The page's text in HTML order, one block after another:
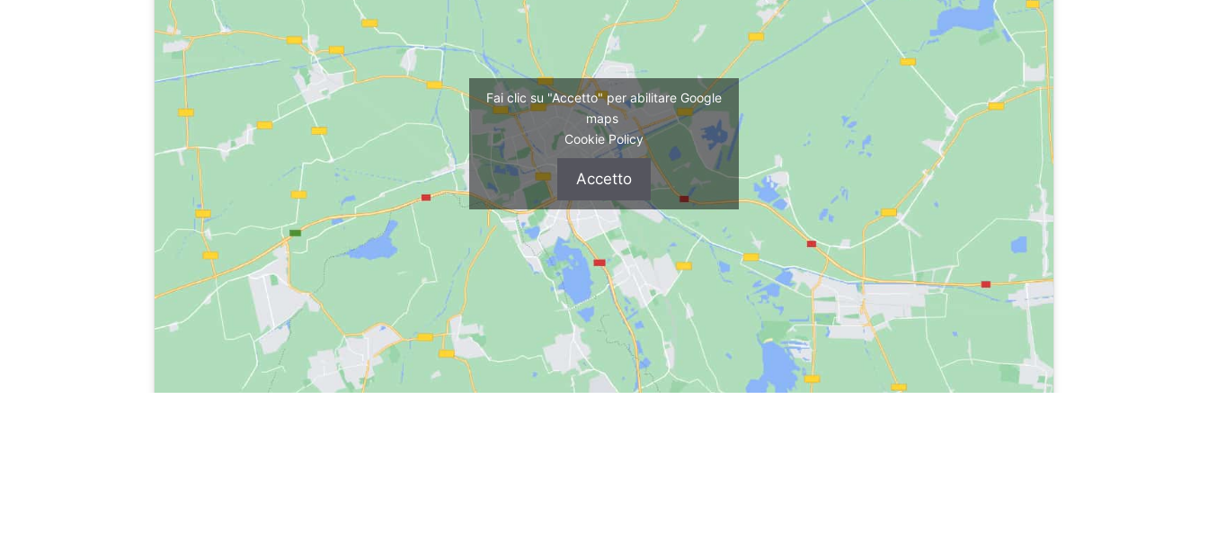
Fai clic su "Accetto" per abilitare Google
maps
Cookie Policy
Accetto